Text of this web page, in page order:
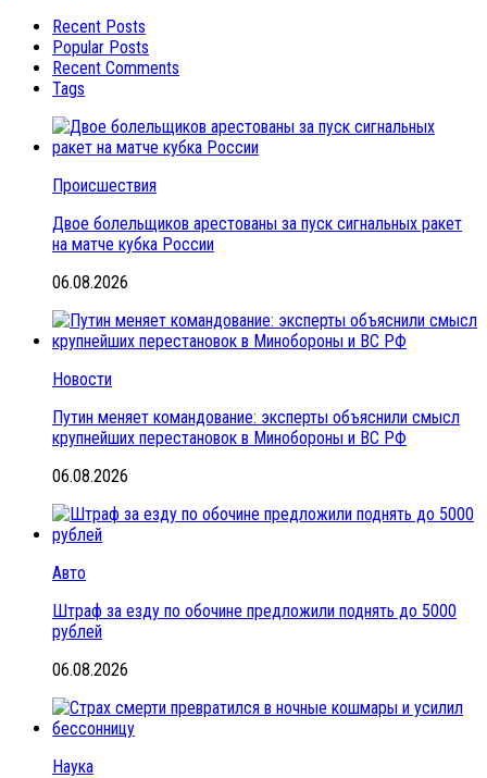
Recent Posts
Popular Posts
Recent Comments
Tags
Происшествия
Двое болельщиков арестованы за пуск сигнальных ракет
на матче кубка России
06.08.2026
Новости
Путин меняет командование: эксперты объяснили смысл
крупнейших перестановок в Минобороны и ВС РФ
06.08.2026
Авто
Штраф за езду по обочине предложили поднять до 5000
рублей
06.08.2026
Наука